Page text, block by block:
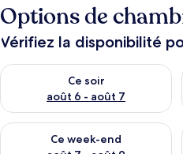
Options de
Vérifiez la disponibilité
Ce soir
août 6 - août 7
Vérifier la disponibilité pour ce
Ce week-end
Vérifier la disponibilité pour ce